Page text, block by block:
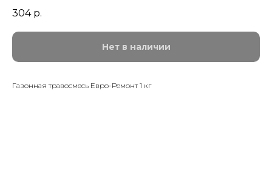
304 р.
Нет в наличии
Газонная травосмесь Евро-Ремонт 1 кг